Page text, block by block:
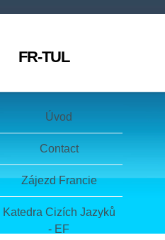
FR-TUL
Úvod
Contact
Zájezd Francie
Katedra Cizích Jazyků
- EF